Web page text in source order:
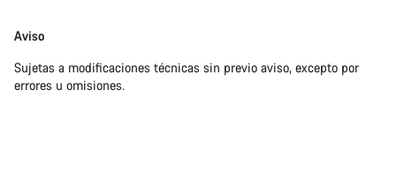
Aviso
Sujetas a modificaciones técnicas sin previo aviso, excepto por
errores u omisiones.